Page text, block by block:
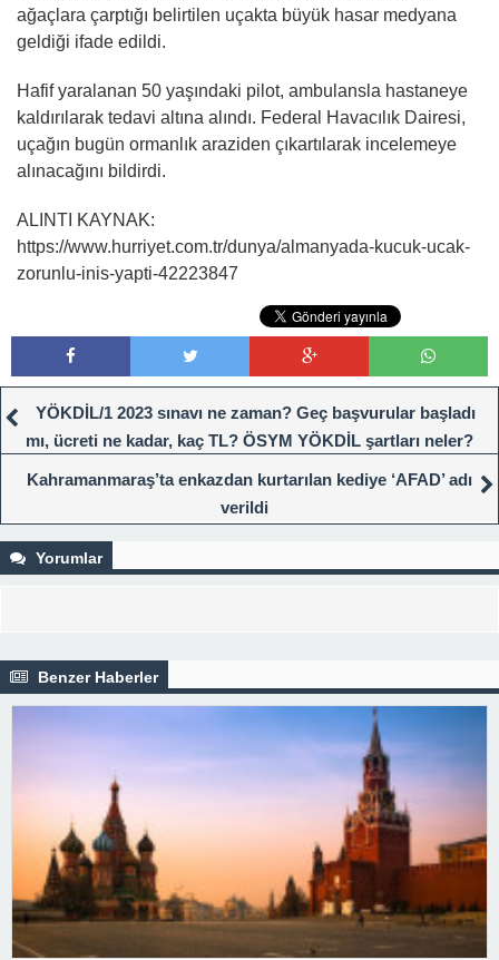
ağaçlara çarptığı belirtilen uçakta büyük hasar medyana
geldiği ifade edildi.
Hafif yaralanan 50 yaşındaki pilot, ambulansla hastaneye
kaldırılarak tedavi altına alındı. Federal Havacılık Dairesi,
uçağın bugün ormanlık araziden çıkartılarak incelemeye
alınacağını bildirdi.
ALINTI KAYNAK:
https://www.hurriyet.com.tr/dunya/almanyada-kucuk-ucak-
zorunlu-inis-yapti-42223847
YÖKDİL/1 2023 sınavı ne zaman? Geç başvurular başladı
mı, ücreti ne kadar, kaç TL? ÖSYM YÖKDİL şartları neler?
Kahramanmaraş’ta enkazdan kurtarılan kediye ‘AFAD’ adı
verildi
Yorumlar
Benzer Haberler